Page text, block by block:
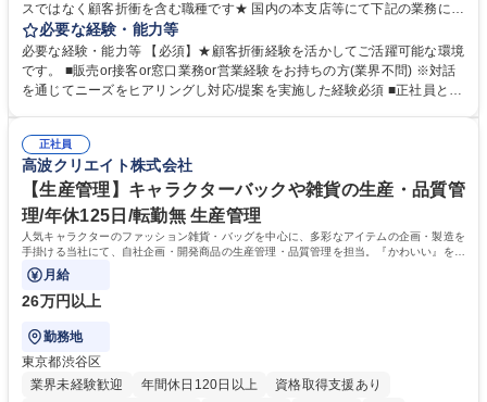
スではなく顧客折衝を含む職種です★ 国内の本支店等にて下記の業務に従
事していただきます。 ■窓口/後方/ロビーにて事務手続等の受付・オペレ
ーション、お客様対応 ■窓口にて、ご来店された個人のお客様に対して金
融商品のご提案 ■効率的な事務運用の検討・構築等 ≪業務紹介：ご応募前
に必ずご覧ください≫ ※記事 https://www.mysite.bk.mufg.jp/career/circle/
必要な経験・能力等
必要な経験・能力等 【必須】★顧客折衝経験を活かしてご活躍可能な環境
です。 ■販売or接客or窓口業務or営業経験をお持ちの方(業界不問) ※対話
を通じてニーズをヒアリングし対応/提案を実施した経験必須 ■正社員とし
るので安心して入行いただけます。 幅広いキャリアの選択肢があり、公募
や社内副業等を活用し、 一人ひとりが挑戦できるカルチャーが浸透してい
ます。 学歴・資格 学歴：大学院 大学 高専 短大 専修学校 高校 語学力：
資格：
正社員
高波クリエイト株式会社
【生産管理】キャラクターバックや雑貨の生産・品質管
理/年休125日/転勤無 生産管理
人気キャラクターのファッション雑貨・バッグを中心に、多彩なアイテムの企画・製造を
手掛ける当社にて、自社企画・開発商品の生産管理・品質管理を担当。『かわいい』を届
けるやりがいのあるポジションです。
月給
26万円以上
勤務地
東京都渋谷区
業界未経験歓迎
年間休日120日以上
資格取得支援あり